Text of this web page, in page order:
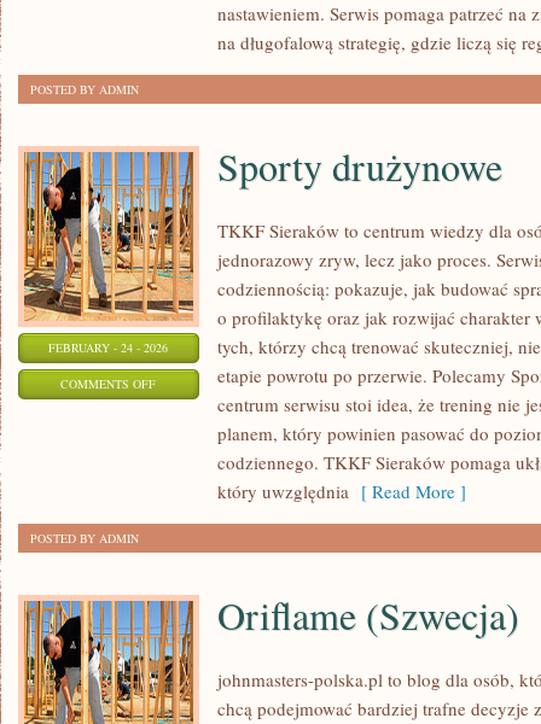
nastawieniem. Serwis pomaga patrzeć
na długofalową strategię, gdzie liczą się
POSTED BY ADMIN
FEBRUARY - 24 - 2026
COMMENTS OFFON
DRUŻYNOWE
Sporty drużynowe
TKKF Sieraków to centrum wiedzy dla
jednorazowy zryw, lecz jako proces.
codziennością: pokazuje, jak budować
o profilaktykę oraz jak rozwijać charakter
tych, którzy chcą trenować skuteczniej,
etapie powrotu po przerwie. Polecamy
centrum serwisu stoi idea, że trening nie
planem, który powinien pasować do
codziennego. TKKF Sieraków pomaga
który uwzględnia [ Read More ]
POSTED BY ADMIN
Oriflame (Szwecja)
johnmasters-polska.pl to blog dla osób,
chcą podejmować bardziej trafne decyzje